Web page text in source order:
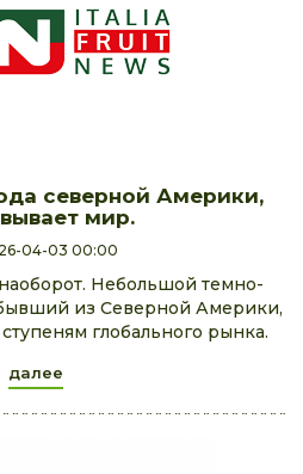
северной Америки,
мир.
04-03 00:00
Небольшой темно-
из Северной Америки,
глобального рынка.
далее